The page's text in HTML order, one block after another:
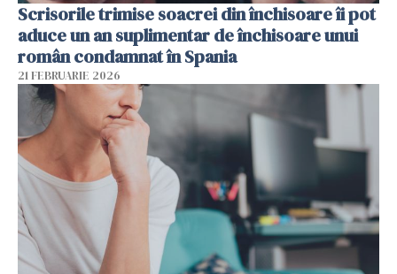
Scrisorile trimise soacrei din închisoare îi pot
aduce un an suplimentar de închisoare unui
român condamnat în Spania
21 FEBRUARIE 2026